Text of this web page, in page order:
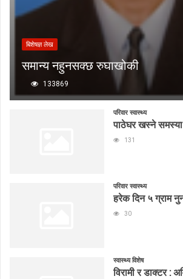
बिशेषज्ञ लेख
समान्य नहुनसक्छ रुघाखोकी
133869
परिवार स्वास्थ्य
पाठेघर खस्ने समस्या
131
परिवार स्वास्थ्य
हरेक दिन ५ ग्राम
30
स्वास्थ्य विशेष
विरामी र डाक्टर :